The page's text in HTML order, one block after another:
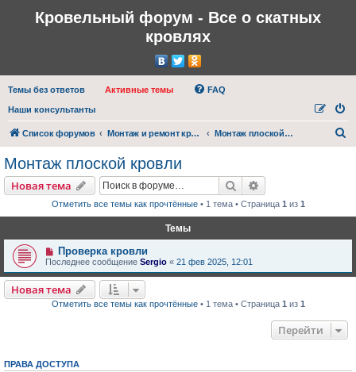
Кровельный форум - Все о скатных
кровлях
Темы без ответов Активные темы FAQ
Наши консультанты
Список форумов Монтаж и ремонт кровли Монтаж плоской кровли
Монтаж плоской кровли
Новая тема Поиск
Отметить все темы как прочтённые• 1 тема • Страница 1 из 1
Темы
Проверка кровли
Последнее сообщение Sergio « 21 фев 2025, 12:01
Новая тема
Отметить все темы как прочтённые• 1 тема • Страница 1 из 1
Перейти
ПРАВА ДОСТУПА